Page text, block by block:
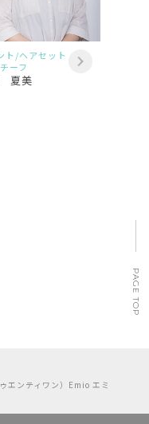
ト/ヘアセット
ーフ
夏美
エンティワン）Emio エミ
PAGE TOP